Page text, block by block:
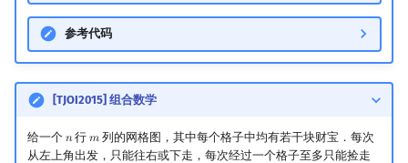
参考代码
[TJOI2015] 组合数学
给一个 𝑛
n行𝑚
m 列的网格图，其中每个格子中均有若干块财宝．每次
从左上角出发，只能往右或下走，每次经过一个格子至多只能捡走